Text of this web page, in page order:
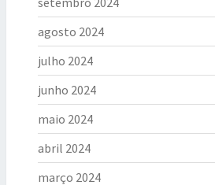
agosto 2024
julho 2024
junho 2024
maio 2024
abril 2024
março 2024